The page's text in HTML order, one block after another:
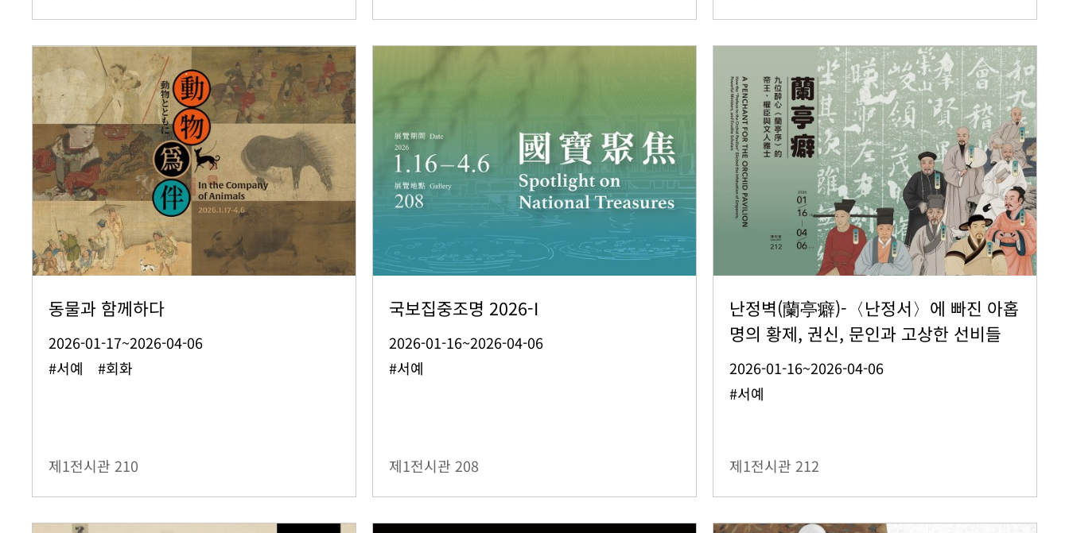
동물과 함께하다
2026-01-17~2026-04-06
#서예 #회화
제1전시관 210
국보집중조명 2026-I
2026-01-16~2026-04-06
#서예
제1전시관 208
난정벽(蘭亭癖)-〈난정서〉에 빠진 아홉
명의 황제, 권신, 문인과 고상한 선비들
2026-01-16~2026-04-06
#서예
제1전시관 212